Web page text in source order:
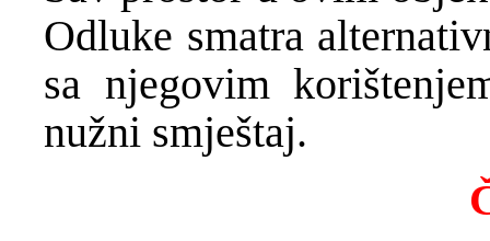
Odluke smatra
sa njegovim
nužni smještaj.